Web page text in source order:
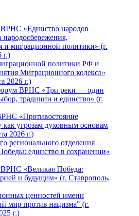
«Единство народов
и миграционной политики» (г.
г.)
политики РФ и
Миграционного кодекса»
2026 г.)
ВРНС «Три реки — один
традиции и единство» (г.
«Противостояние
как угрозам духовным основам
2026 г.)
регионального отделения
единство в сохранении»
«Великая Победа:
и будущим» (г. Ставрополь,
ценностей имени
мир против нацизма" (г.
г.)